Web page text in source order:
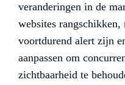
veranderingen in de
websites
voortdurend alert zijn
aanpassen om
zichtbaarheid te